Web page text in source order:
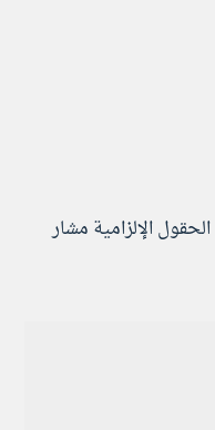
الحقول الإلزامية مشار